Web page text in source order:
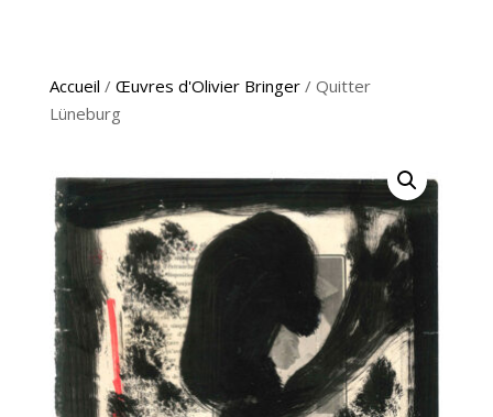
Accueil / Œuvres d'Olivier Bringer/ Quitter
Lüneburg